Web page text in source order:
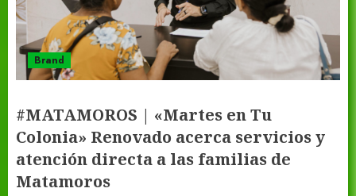
Brand
#MATAMOROS | «Martes en Tu
Colonia» Renovado acerca servicios y
atención directa a las familias de
Matamoros